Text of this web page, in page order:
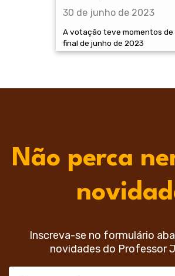
30 de junho de 2023
A votação teve momentos de
final de junho de 2023
Não perca
Inscreva-se no formulário
novidades do Professor